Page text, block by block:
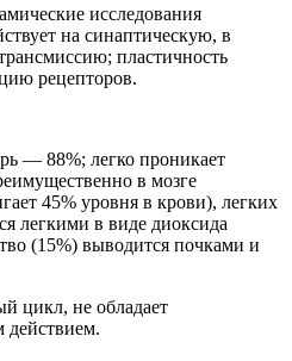
исследования
на синаптическую, в
пластичность
рецепторов.
— 88%; легко проникает
в мозге
45% уровня в крови), легких
легкими в виде диоксида
(15%) выводится почками и
цикл, не обладает
действием.